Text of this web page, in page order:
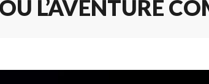
L’AVENTURE